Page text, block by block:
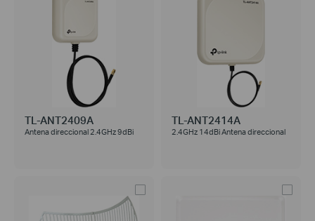
TL-ANT2409A
Antena direccional 2.4GHz 9dBi
TL-ANT2414A
2.4GHz 14dBi Antena direccional